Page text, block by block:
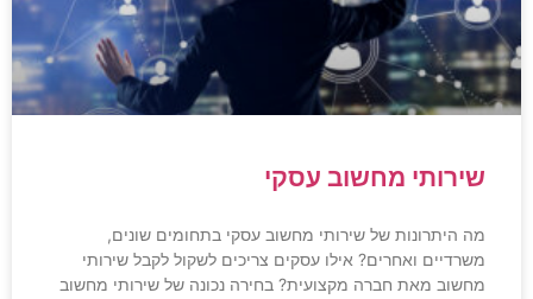
שירותי מחשוב עסקי
מה היתרונות של שירותי מחשוב עסקי בתחומים שונים,
משרדיים ואחרים? אילו עסקים צריכים לשקול לקבל שירותי
מחשוב מאת חברה מקצועית? בחירה נכונה של שירותי מחשוב